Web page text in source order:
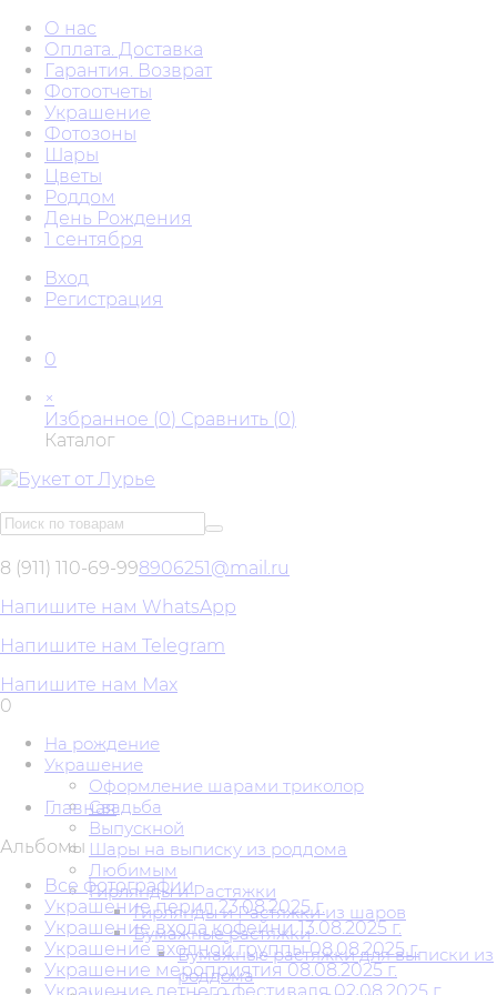
О нас
Оплата. Доставка
Гарантия. Возврат
Фотоотчеты
Украшение
Фотозоны
Шары
Цветы
Роддом
День Рождения
1 сентября
Вход
Регистрация
0
×
Избранное (0) Сравнить (0)
Каталог
8 (911) 110-69-998906251@mail.ru
Напишите нам WhatsApp
Напишите нам Telegram
Напишите нам Max
0
На рождение
Украшение
Оформление шарами триколор
Свадьба
Выпускной
Шары на выписку из роддома
Любимым
Гирлянды и Растяжки
Гирлянды и Растяжки из шаров
Бумажные растяжки
Бумажные растяжки для выписки из
роддома
Главная
Альбомы
Все фотографии
Украшение перил 23.08.2025 г.
Украшение входа кофейни 13.08.2025 г.
Украшение входной группы 08.08.2025 г.
Украшение мероприятия 08.08.2025 г.